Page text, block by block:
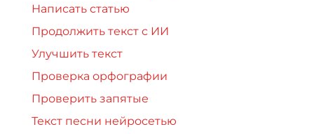
Написать статью
Продолжить текст с ИИ
Улучшить текст
Проверка орфографии
Проверить запятые
Текст песни нейросетью